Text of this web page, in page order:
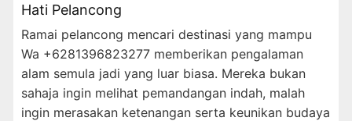
Hati Pelancong
Ramai pelancong mencari destinasi yang mampu
Wa +6281396823277 memberikan pengalaman
alam semula jadi yang luar biasa. Mereka bukan
sahaja ingin melihat pemandangan indah, malah
ingin merasakan ketenangan serta keunikan budaya